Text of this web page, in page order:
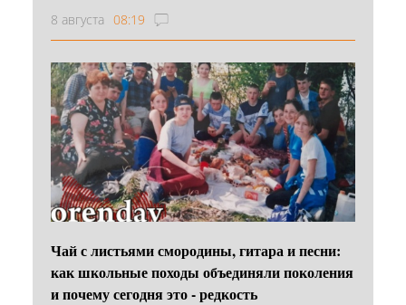
8 августа 08:19
Чай с листьями смородины, гитара и песни:
как школьные походы объединяли поколения
и почему сегодня это - редкость